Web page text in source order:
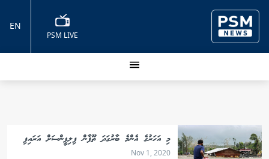
PSM LIVE
EN
މި އަހަރުގެ އެންމެ ބާރުގަދަ ތޫފާން ފިލިޕީންސަށް އަރައިފި
Nov 1, 2020